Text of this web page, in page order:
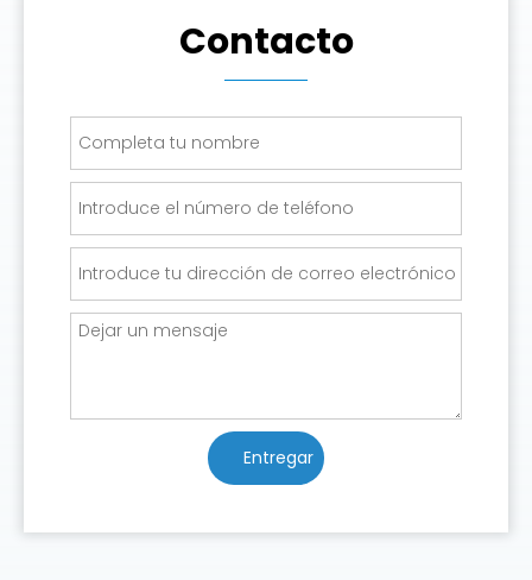
Barang sudah saya terima, terima kasih sudah dicoba
dan bekerja denganbaik
Bielorrusia
El vendedor es sociable.La entrega es rápida y
segura.El hardware del artículo es del tipo que
esperaba (CPU es rtl9601D, ram de 32 MB, flash de 8 MB,
Contacto
Entregar